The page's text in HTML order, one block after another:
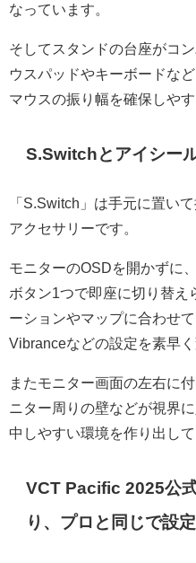
なっています。
そしてスタンドの台座がコ
ウスパッドやキーボードな
マウスの振り幅を確保しやす
S.Switchとアイシー
「S.Switch」は手元に置い
アクセサリーです。
モニターのOSDを開かずに
ボタン1つで即座に切り替え
ーションやマップに合わせ
Vibranceなどの設定を素早く
またモニター画面の左右に
ニター周りの壁などが視界
中しやすい環境を作り出して
VCT Pacific 2025公
り、プロと同じで設